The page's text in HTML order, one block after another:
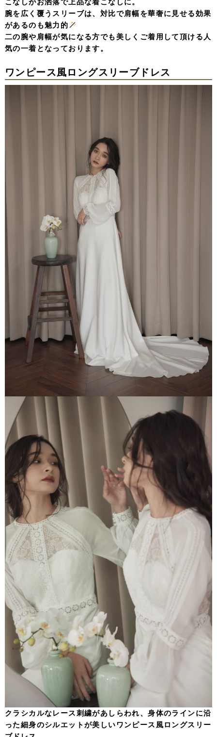
こなしがお洒落で上品な着こなしに。
腕を広く覆うスリーブは、対比で肩幅を華奢に見せる効果
があるのも魅力的
二の腕や肩幅が気になる方でも美しくご着用して頂ける人
気の一着となっております。
ワンピース風ロングスリーブドレス
クラシカルなレース刺繍があしらわれ、身体のラインに沿
った細身のシルエットが美しいワンピース風ロングスリー